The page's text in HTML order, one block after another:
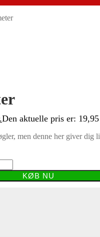
Den aktuelle pris er:
men denne her giver dig
KØB NU